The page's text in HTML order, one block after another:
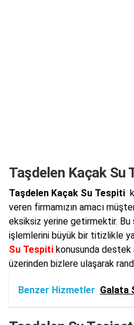
Taşdelen Kaçak Su
Taşdelen Kaçak Su Tespiti
veren firmamızın amacı
eksiksiz yerine getirmektir. Bu
işlemlerini büyük bir titizlikle
Su Tespiti konusunda
üzerinden bizlere ulaşarak
Benzer Hizmetler Galata